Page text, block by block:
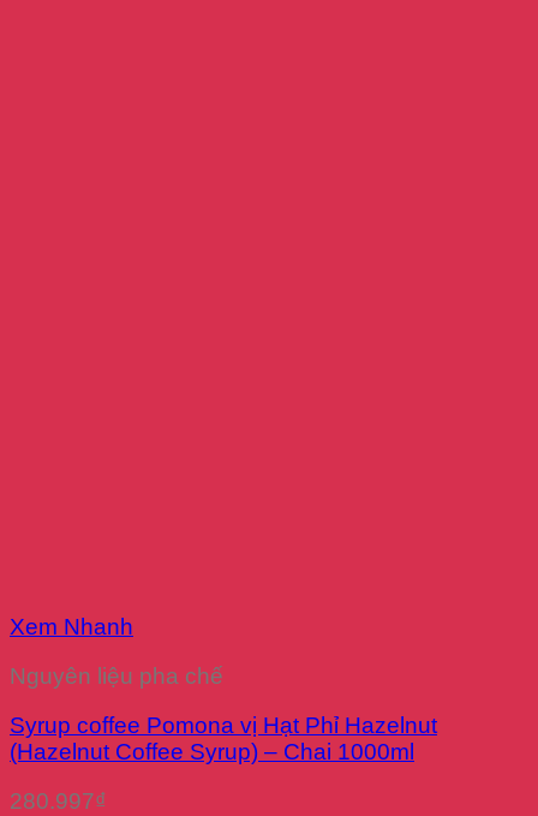
Xem Nhanh
Nguyên liệu pha chế
Syrup coffee Pomona vị Hạt Phỉ Hazelnut
(Hazelnut Coffee Syrup) – Chai 1000ml
280.997₫